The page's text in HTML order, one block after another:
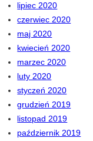
lipiec 2020
czerwiec 2020
maj 2020
kwiecień 2020
marzec 2020
luty 2020
styczeń 2020
grudzień 2019
listopad 2019
październik 2019